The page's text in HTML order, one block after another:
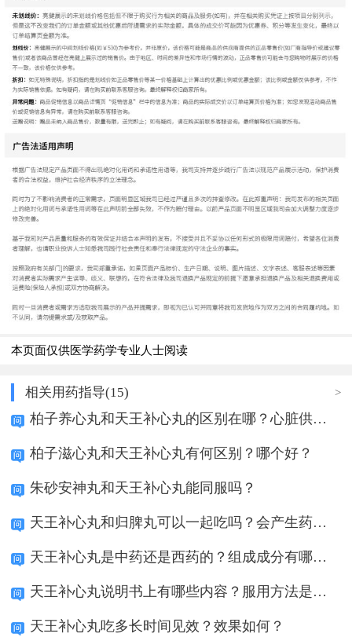
本页面仅供医学药学专业人士阅读
相关用药指导(15) >
柏子养心丸和天王补心丸的区别在哪？心脏供血不
柏子滋心丸和天王补心丸有何区别？哪个好？
朱砂安神丸和天王补心丸能同服吗？
天王补心丸和归脾丸可以一起吃吗？会产生药物相
天王补心丸是中药还是西药的？组成成分有哪些？
天王补心丸说明书上有哪些内容？服用方法是什么
天王补心丸吃多长时间见效？效果如何？